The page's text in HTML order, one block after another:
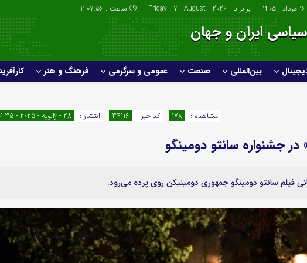
برابر با : Friday - 7 - August - 2026 ساعت : 11:07:57
ایران و جهان
بین‌المللی صنعت عمومی و سرگرمی فرهنگ و هنر
طلا و ارز بورس و
و سرگرمی
و مهاجرت
فرهنگ و هنر کارآفرینی
کشاورزی،
انتشار :
28 - ژانویه - 2025 - 01:35 کد خبر : 34116 مشاهده : 178
جشنواره سانتو دومینگو
فیلم سانتو دومینگو جمهوری دومینیکن روی پرده می‌رود.